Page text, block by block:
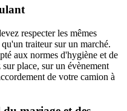
respecter les mêmes
traiteur sur un marché.
aux normes d'hygiène et de
place, sur un évènement
de votre camion à